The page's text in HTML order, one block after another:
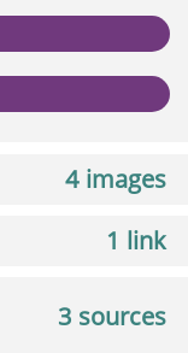
4 images
1 link
3 sources